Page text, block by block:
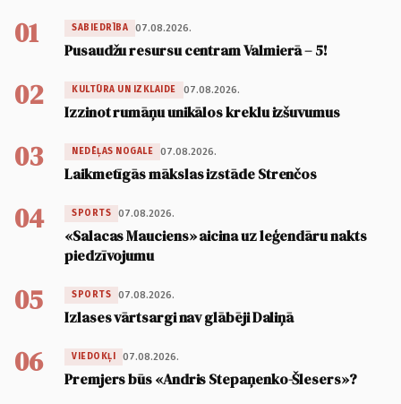
01 SABIEDRĪBA 07.08.2026.
Pusaudžu resursu centram Valmierā – 5!
02 KULTŪRA UN IZKLAIDE 07.08.2026.
Izzinot rumāņu unikālos kreklu izšuvumus
03 NEDĒĻAS NOGALE 07.08.2026.
Laikmetīgās mākslas izstāde Strenčos
04 SPORTS 07.08.2026.
«Salacas Mauciens» aicina uz leģendāru nakts
piedzīvojumu
05 SPORTS 07.08.2026.
Izlases vārtsargi nav glābēji Daliņā
06 VIEDOKĻI 07.08.2026.
Premjers būs «Andris Stepaņenko-Šlesers»?